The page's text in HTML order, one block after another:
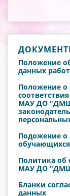
Положение
данных
Положение о
МАУ ДО "ДМШ
Подожение о
Политика об
МАУ ДО
Бланки
данных